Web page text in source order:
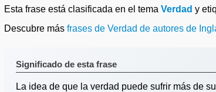
Esta frase está clasificada en el tema Verdad y
Descubre más frases de Verdad de autores de
Significado de esta frase
La idea de que la verdad puede sufrir más de